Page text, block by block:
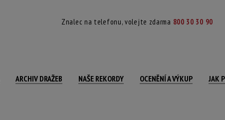
Znalec na telefonu, volejte zdarma 800 30 30 90
ARCHIV DRAŽEB NAŠE REKORDY OCENĚNÍ A VÝKUP JAK